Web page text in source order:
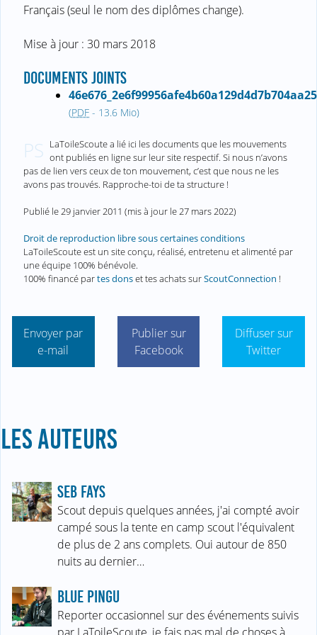
Français (seul le nom des diplômes change).
Mise à jour : 30 mars 2018
DOCUMENTS JOINTS
(PDF - 13.6 Mio)
PS LaToileScoute a lié ici les documents que les mouvements
ont publiés en ligne sur leur site respectif. Si nous n’avons
pas de lien vers ceux de ton mouvement, c’est que nous ne les
avons pas trouvés. Rapproche-toi de ta structure !
Publié le29 janvier 2011 (mis à jour le27 mars 2022)
Droit de reproduction libre sous certaines conditions
LaToileScoute est un site conçu, réalisé, entretenu et alimenté par
une équipe 100% bénévole.
100% financé partes donset tes achats surScoutConnection !
Envoyer par
e-mail
Publier sur
Facebook
Diffuser sur
Twitter
LES AUTEURS
SEB FAYS
Scout depuis quelques années, j'ai compté avoir
campé sous la tente en camp scout l'équivalent
de plus de 2 ans complets. Oui autour de 850
nuits au dernier…
BLUE PINGU
Reporter occasionnel sur des événements suivis